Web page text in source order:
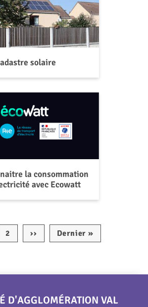
solaire
la consommation
avec Ecowatt
2 ››
suivante
Dernier »
page
D'AGGLOMÉRATION VAL